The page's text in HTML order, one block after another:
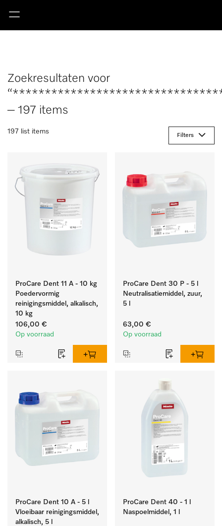
Zoekresultaten voor
– 197 items
197 list items
Filters
ProCare Dent 11 A - 10 kg
Poedervormig
reinigingsmiddel, alkalisch,
10 kg
106,00 €
Op voorraad
ProCare Dent 30 P - 5 l
Neutralisatiemiddel, zuur,
5 l
63,00 €
Op voorraad
ProCare Dent 10 A - 5 l
Vloeibaar reinigingsmiddel,
alkalisch, 5 l
ProCare Dent 40 - 1 l
Naspoelmiddel, 1 l